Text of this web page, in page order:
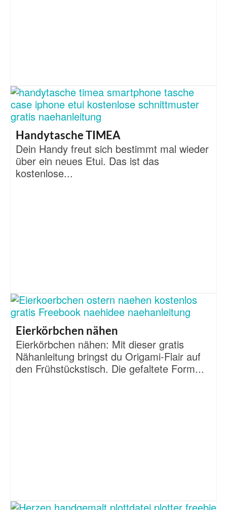
Handytasche TIMEA
Dein Handy freut sich bestimmt mal wieder
über ein neues Etui. Das ist das
kostenlose...
Eierkörbchen nähen
Eierkörbchen nähen: Mit dieser gratis
Nähanleitung bringst du Origami-Flair auf
den Frühstückstisch. Die gefaltete Form...